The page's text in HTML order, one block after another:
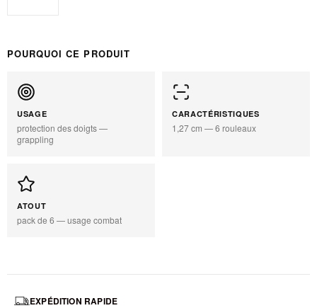
POURQUOI CE PRODUIT
USAGE
protection des doigts —
grappling
CARACTÉRISTIQUES
1,27 cm — 6 rouleaux
ATOUT
pack de 6 — usage combat
EXPÉDITION RAPIDE